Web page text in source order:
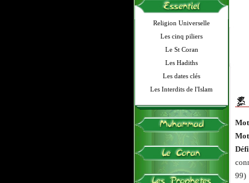
Religion Universelle
Les cinq piliers
Le St Coran
Les Hadiths
Les dates clés
Les Interdits de l'Islam
99)